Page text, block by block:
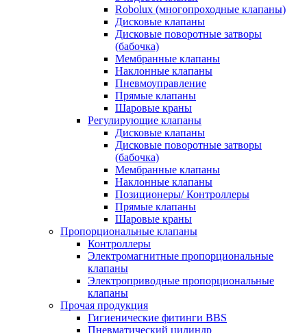
Robolux (многопроходные клапаны)
Дисковые клапаны
Дисковые поворотные затворы
(бабочка)
Мембранные клапаны
Наклонные клапаны
Пневмоуправление
Прямые клапаны
Шаровые краны
Регулирующие клапаны
Дисковые клапаны
Дисковые поворотные затворы
(бабочка)
Мембранные клапаны
Наклонные клапаны
Позиционеры/ Контроллеры
Прямые клапаны
Шаровые краны
Пропорциональные клапаны
Контроллеры
Электромагнитные пропорциональные
клапаны
Электроприводные пропорциональные
клапаны
Прочая продукция
Гигиенические фитинги BBS
Пневматический цилиндр